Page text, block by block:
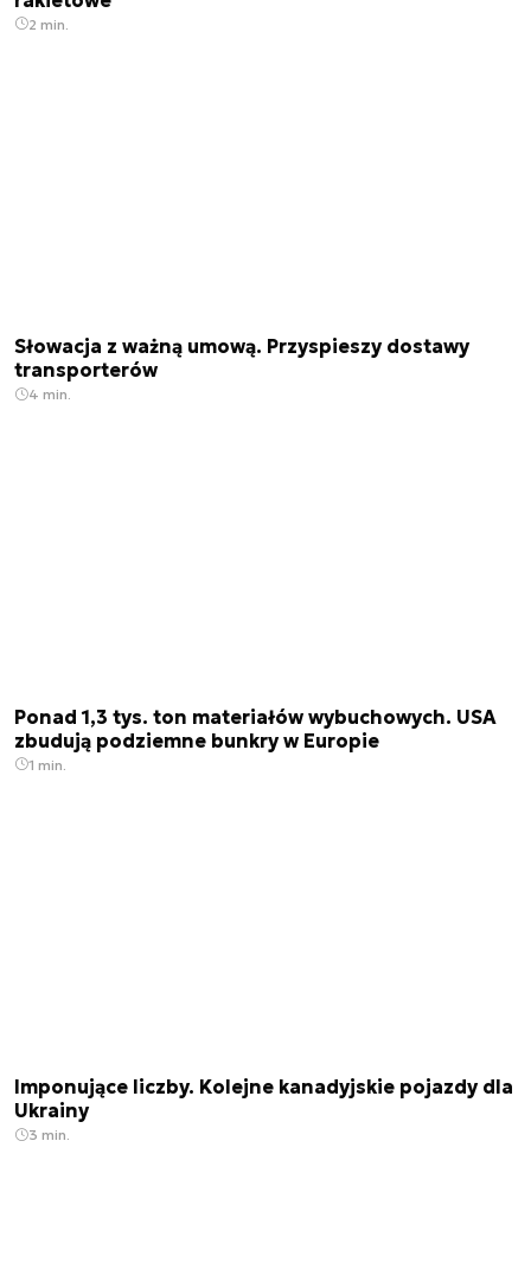
2 min.
Słowacja z ważną umową. Przyspieszy dostawy
transporterów
4 min.
Ponad 1,3 tys. ton materiałów wybuchowych. USA
zbudują podziemne bunkry w Europie
1 min.
Imponujące liczby. Kolejne kanadyjskie pojazdy dla
Ukrainy
3 min.